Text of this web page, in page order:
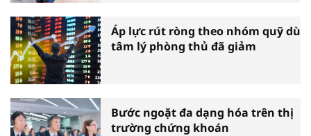
Áp lực rút ròng theo nhóm quỹ dù
tâm lý phòng thủ đã giảm
Bước ngoặt đa dạng hóa trên thị
trường chứng khoán